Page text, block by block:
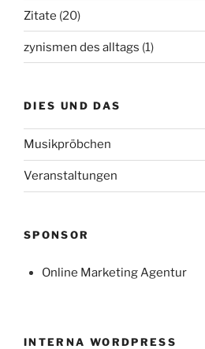
Zitate (20)
zynismen des alltags (1)
DIES UND DAS
Musikpröbchen
Veranstaltungen
SPONSOR
Online Marketing Agentur
INTERNA WORDPRESS